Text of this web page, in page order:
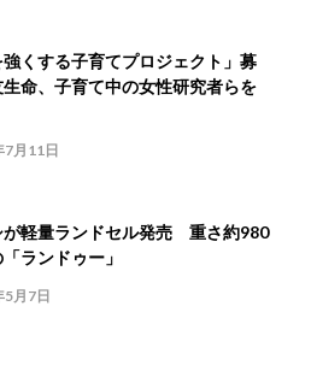
強くする子育てプロジェクト」募
命、子育て中の女性研究者らを
7月11日
が軽量ランドセル発売 重さ約980
ランドゥー」
5月7日